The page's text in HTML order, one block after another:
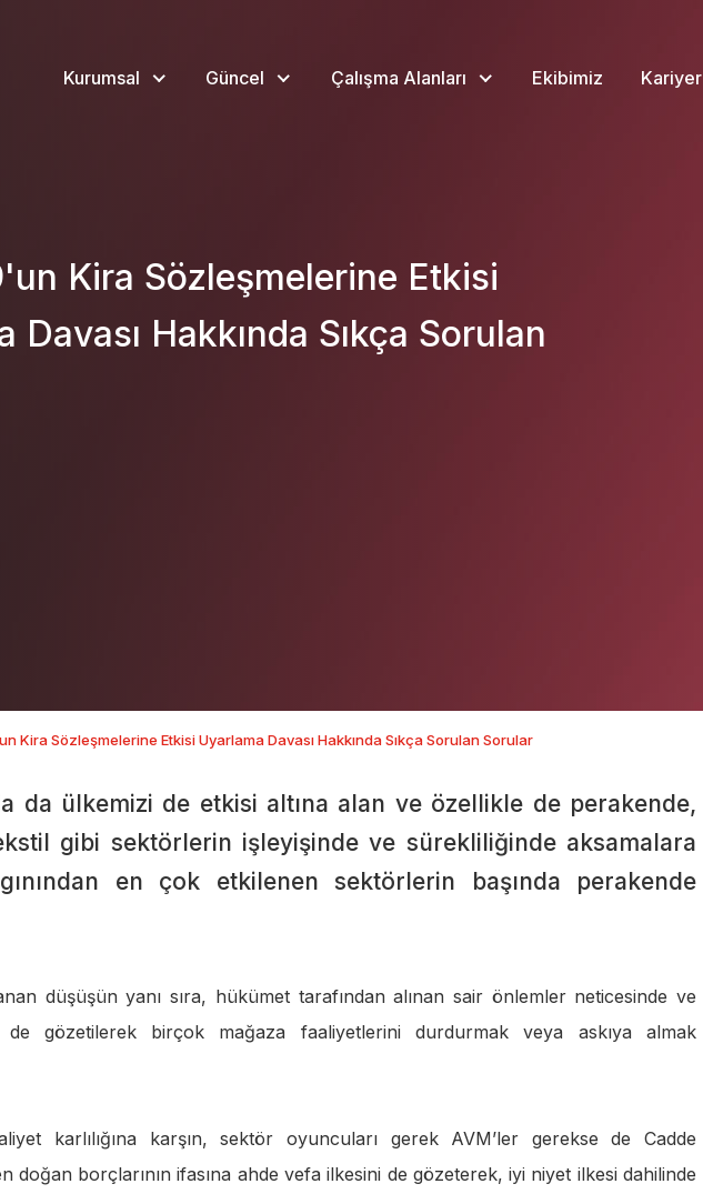
Kurumsal Güncel Çalışma Alanları Ekibimiz Kariyer
Kira Sözleşmelerine Etkisi
Davası Hakkında Sıkça Sorulan
Kira Sözleşmelerine Etkisi Uyarlama Davası Hakkında Sıkça Sorulan Sorular
da ülkemizi de etkisi altına alan ve özellikle de perakende,
gibi sektörlerin işleyişinde ve sürekliliğinde aksamalara
en çok etkilenen sektörlerin başında perakende
düşüşün yanı sıra, hükümet tarafından alınan sair önlemler neticesinde ve
gözetilerek birçok mağaza faaliyetlerini durdurmak veya askıya almak
karlılığına karşın, sektör oyuncuları gerek AVM’ler gerekse de Cadde
doğan borçlarının ifasına ahde vefa ilkesini de gözeterek, iyi niyet ilkesi dahilinde